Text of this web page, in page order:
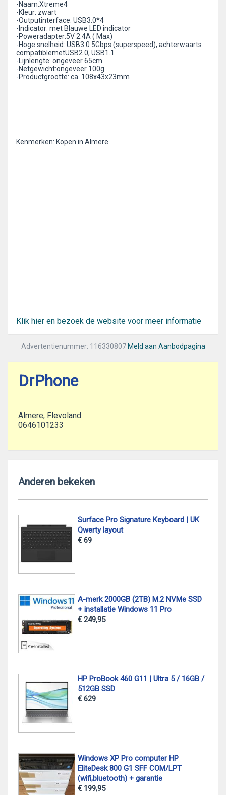
-Naam:Xtreme4
-Kleur: zwart
-Outputinterface: USB3.0*4
-Indicator: met Blauwe LED indicator
-Poweradapter:5V 2.4A ( Max)
-Hoge snelheid: USB3.0 5Gbps (superspeed), achterwaarts
compatiblemetUSB2.0, USB1.1
-Lijnlengte: ongeveer 65cm
-Netgewicht:ongeveer 100g
-Productgrootte: ca. 108x43x23mm
Kenmerken: Kopen in Almere
Klik hier en bezoek de website voor meer informatie
Advertentienummer: 116330807 Meld aan Aanbodpagina
DrPhone
Almere, Flevoland
0646101233
Anderen bekeken
Surface Pro Signature Keyboard | UK
Qwerty layout
€ 69
A-merk 2000GB (2TB) M.2 NVMe SSD
+ installatie Windows 11 Pro
€ 249,95
HP ProBook 460 G11 | Ultra 5 / 16GB /
512GB SSD
€ 629
Windows XP Pro computer HP
EliteDesk 800 G1 SFF COM/LPT
(wifi,bluetooth) + garantie
€ 199,95